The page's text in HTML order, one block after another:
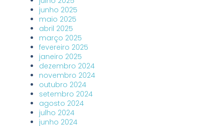
junho 2025
maio 2025
abril 2025
março 2025
fevereiro 2025
janeiro 2025
dezembro 2024
novembro 2024
outubro 2024
setembro 2024
agosto 2024
julho 2024
junho 2024